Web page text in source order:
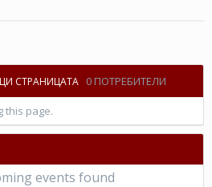
СТРАНИЦАТА 0 ПОТРЕБИТЕЛИ
this page.
events found